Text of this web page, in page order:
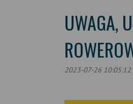
UWAGA,
2023-07-26 10:05:12